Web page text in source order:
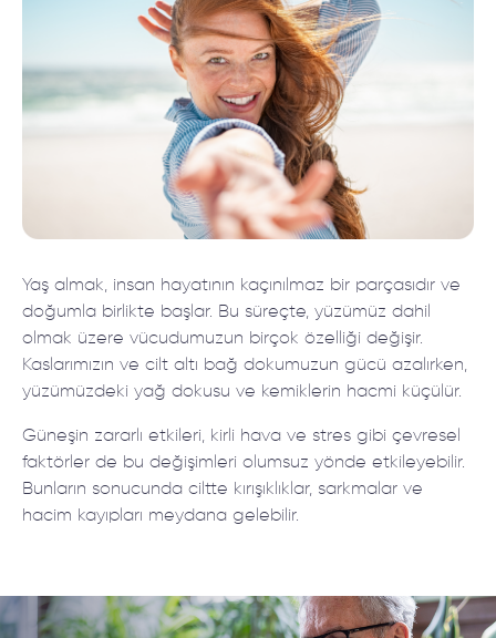
Yaş almak, insan hayatının kaçınılmaz bir parçasıdır ve
doğumla birlikte başlar. Bu süreçte, yüzümüz dahil
olmak üzere vücudumuzun birçok özelliği değişir.
Kaslarımızın ve cilt altı bağ dokumuzun gücü azalırken,
yüzümüzdeki yağ dokusu ve kemiklerin hacmi küçülür.
Güneşin zararlı etkileri, kirli hava ve stres gibi çevresel
faktörler de bu değişimleri olumsuz yönde etkileyebilir.
Bunların sonucunda ciltte kırışıklıklar, sarkmalar ve
hacim kayıpları meydana gelebilir.